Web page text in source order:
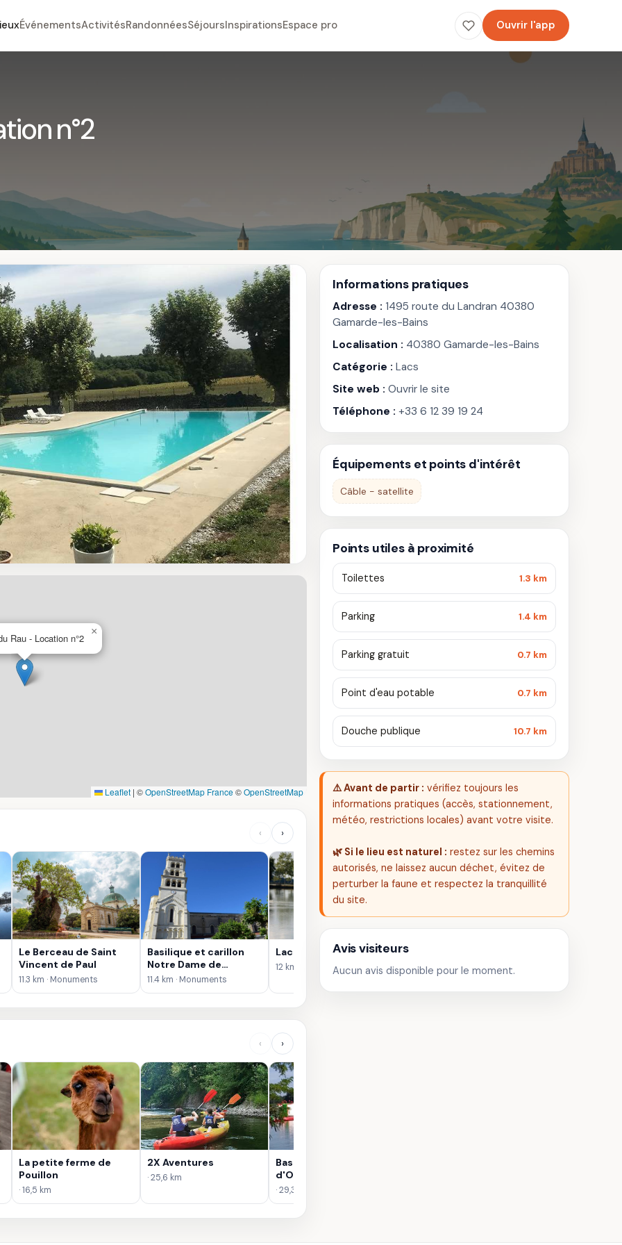
ÉvénementsActivitésRandonnéesSéjoursInspirationsEspace pro Ouvrir l'app
n°2
Rau - Location n°2
×
Leaflet | ©OpenStreetMap France©OpenStreetMap
‹ ›
Le Berceau de Saint
Vincent de Paul
11.3 km · Monuments
Basilique et carillon
Notre Dame de
Buglose
11.4 km · Monuments
Lac de Tastoa
12 km · Lacs
‹ ›
La petite ferme de
Pouillon
· 16,5 km
2X Aventures
· 25,6 km
Base de Loisirs
d'Orthez-Biron
· 29,3 km
Informations pratiques
Adresse : 1495 route du Landran 40380
Gamarde-les-Bains
Localisation : 40380 Gamarde-les-Bains
Catégorie : Lacs
Site web : Ouvrir le site
Téléphone : +33 6 12 39 19 24
Équipements et points d'intérêt
Câble - satellite
Points utiles à proximité
Toilettes 1.3 km
Parking 1.4 km
Parking gratuit 0.7 km
Point d'eau potable 0.7 km
Douche publique 10.7 km
⚠️ Avant de partir : vérifiez toujours les
informations pratiques (accès, stationnement,
météo, restrictions locales) avant votre visite.
🌿 Si le lieu est naturel : restez sur les chemins
autorisés, ne laissez aucun déchet, évitez de
perturber la faune et respectez la tranquillité
du site.
Avis visiteurs
Aucun avis disponible pour le moment.